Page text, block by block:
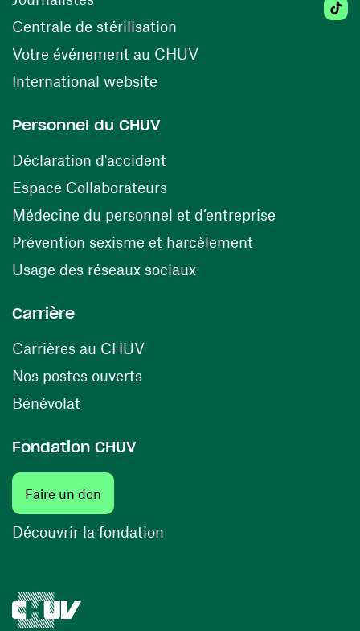
Centrale de stérilisation (ouvre une nouvelle
Votre événement au CHUV(ouvre une nouvelle
International website
Personnel du CHUV
Déclaration d'accident
Espace Collaborateurs(ouvre une nouvelle fenêtre)
Médecine du personnel et d’entreprise
Prévention sexisme et harcèlement
Usage des réseaux sociaux(ouvre une nouvelle
Carrière
Carrières au CHUV(ouvre une nouvelle fenêtre)
Nos postes ouverts(ouvre une nouvelle fenêtre)
Bénévolat
Fondation CHUV
Faire un don
Découvrir la fondation